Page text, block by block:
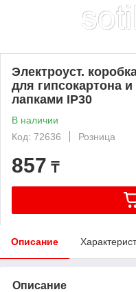
Электроуст.
для гипсокартона
лапками IP30
В наличии
Код: 72636
Розница
857 ₸
Описание
Описание